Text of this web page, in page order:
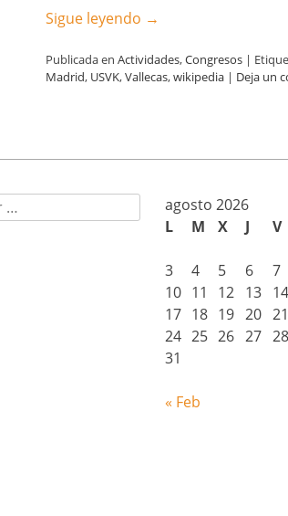
Sigue leyendo →
Publicada en Actividades,Congresos |
Madrid, USVK,Vallecas,wikipedia | Deja un
agosto 2026
L
M X J V
3
4 5 6 7
10 11 12 13 14
17 18 19 20 21
24 25 26 27 28
31
« Feb